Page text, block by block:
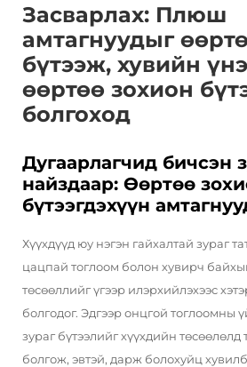
Засварлах: Плюш
амтагнуудыг
бүтээж, хувийн
өөртөө зохион
болгоход
Дугаарлагчид бичсэн
найздаар: Өөртөө
бүтээгдэхүүн
Хүүхдүүд юу нэгэн гайхалтай зураг
цацпай тоглоом болон хувирч
төсөөллийг үгээр илэрхийлэхээс
болгодог. Эдгээр онцгой тоглоомны
зураг бүтээлийг хүүхдийн төсөөлөлд
болгож, эвтэй, дарж болохуйц